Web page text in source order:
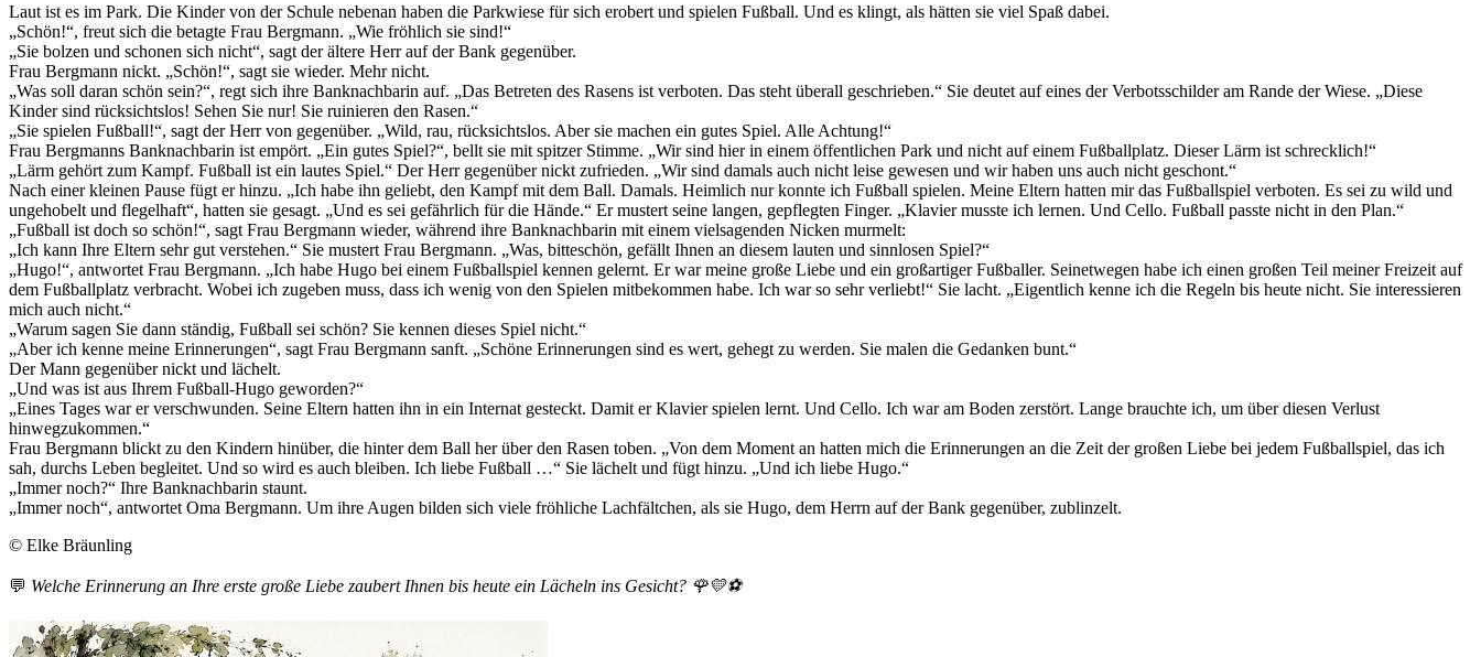
Laut ist es im Park. Die Kinder von der Schule nebenan haben die Parkwiese für sich erobert und spielen Fußball. Und es klingt, als hätten sie viel Spaß dabei.
„Schön!“, freut sich die betagte Frau Bergmann. „Wie fröhlich sie sind!“
„Sie bolzen und schonen sich nicht“, sagt der ältere Herr auf der Bank gegenüber.
Frau Bergmann nickt. „Schön!“, sagt sie wieder. Mehr nicht.
„Was soll daran schön sein?“, regt sich ihre Banknachbarin auf. „Das Betreten des Rasens ist verboten. Das steht überall geschrieben.“ Sie deutet auf eines der Verbotsschilder am Rande der Wiese. „Diese
Kinder sind rücksichtslos! Sehen Sie nur! Sie ruinieren den Rasen.“
„Sie spielen Fußball!“, sagt der Herr von gegenüber. „Wild, rau, rücksichtslos. Aber sie machen ein gutes Spiel. Alle Achtung!“
Frau Bergmanns Banknachbarin ist empört. „Ein gutes Spiel?“, bellt sie mit spitzer Stimme. „Wir sind hier in einem öffentlichen Park und nicht auf einem Fußballplatz. Dieser Lärm ist schrecklich!“
„Lärm gehört zum Kampf. Fußball ist ein lautes Spiel.“ Der Herr gegenüber nickt zufrieden. „Wir sind damals auch nicht leise gewesen und wir haben uns auch nicht geschont.“
Nach einer kleinen Pause fügt er hinzu. „Ich habe ihn geliebt, den Kampf mit dem Ball. Damals. Heimlich nur konnte ich Fußball spielen. Meine Eltern hatten mir das Fußballspiel verboten. Es sei zu wild und
ungehobelt und flegelhaft“, hatten sie gesagt. „Und es sei gefährlich für die Hände.“ Er mustert seine langen, gepflegten Finger. „Klavier musste ich lernen. Und Cello. Fußball passte nicht in den Plan.“
„Fußball ist doch so schön!“, sagt Frau Bergmann wieder, während ihre Banknachbarin mit einem vielsagenden Nicken murmelt:
„Ich kann Ihre Eltern sehr gut verstehen.“ Sie mustert Frau Bergmann. „Was, bitteschön, gefällt Ihnen an diesem lauten und sinnlosen Spiel?“
„Hugo!“, antwortet Frau Bergmann. „Ich habe Hugo bei einem Fußballspiel kennen gelernt. Er war meine große Liebe und ein großartiger Fußballer. Seinetwegen habe ich einen großen Teil meiner Freizeit auf
dem Fußballplatz verbracht. Wobei ich zugeben muss, dass ich wenig von den Spielen mitbekommen habe. Ich war so sehr verliebt!“ Sie lacht. „Eigentlich kenne ich die Regeln bis heute nicht. Sie interessieren
mich auch nicht.“
„Warum sagen Sie dann ständig, Fußball sei schön? Sie kennen dieses Spiel nicht.“
„Aber ich kenne meine Erinnerungen“, sagt Frau Bergmann sanft. „Schöne Erinnerungen sind es wert, gehegt zu werden. Sie malen die Gedanken bunt.“
Der Mann gegenüber nickt und lächelt.
„Und was ist aus Ihrem Fußball-Hugo geworden?“
„Eines Tages war er verschwunden. Seine Eltern hatten ihn in ein Internat gesteckt. Damit er Klavier spielen lernt. Und Cello. Ich war am Boden zerstört. Lange brauchte ich, um über diesen Verlust
hinwegzukommen.“
Frau Bergmann blickt zu den Kindern hinüber, die hinter dem Ball her über den Rasen toben. „Von dem Moment an hatten mich die Erinnerungen an die Zeit der großen Liebe bei jedem Fußballspiel, das ich
sah, durchs Leben begleitet. Und so wird es auch bleiben. Ich liebe Fußball …“ Sie lächelt und fügt hinzu. „Und ich liebe Hugo.“
„Immer noch?“ Ihre Banknachbarin staunt.
„Immer noch“, antwortet Oma Bergmann. Um ihre Augen bilden sich viele fröhliche Lachfältchen, als sie Hugo, dem Herrn auf der Bank gegenüber, zublinzelt.
© Elke Bräunling
💬 Welche Erinnerung an Ihre erste große Liebe zaubert Ihnen bis heute ein Lächeln ins Gesicht? 🌹💛⚽